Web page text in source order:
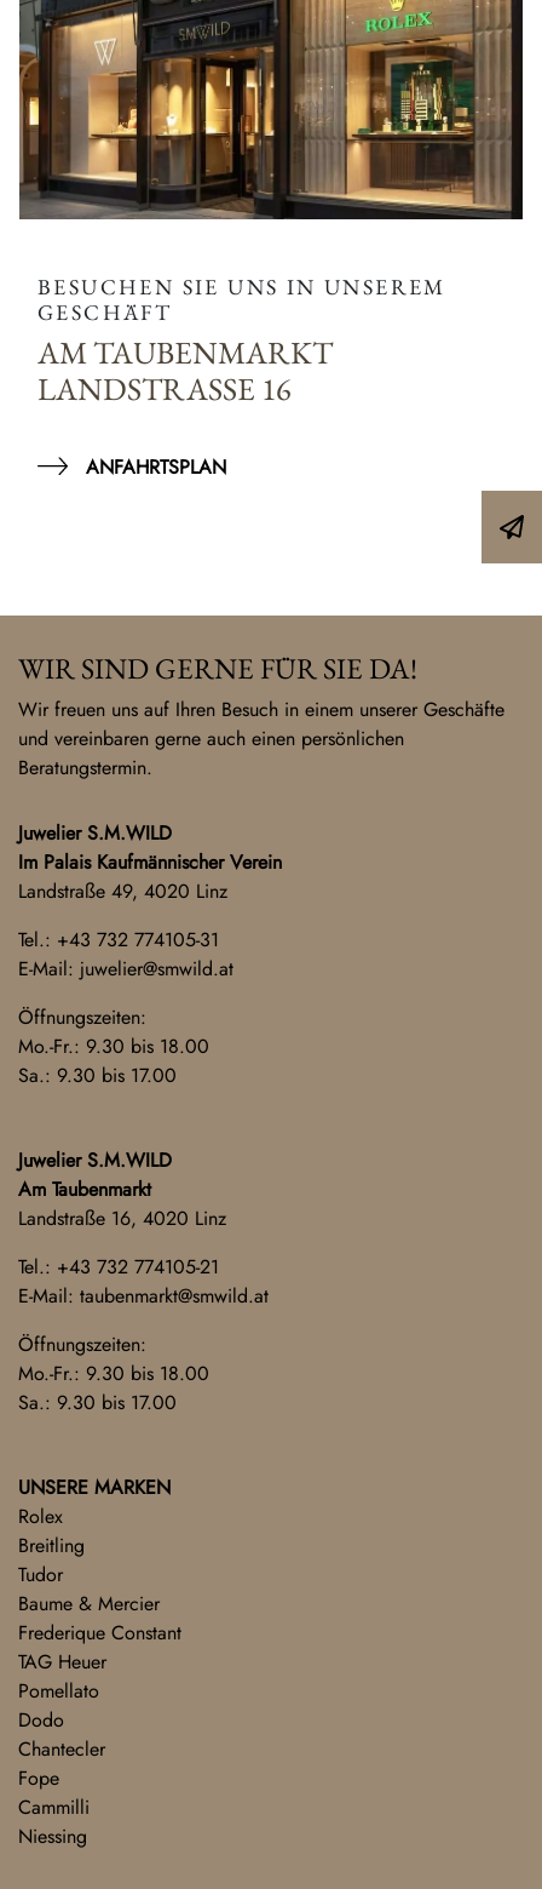
BESUCHEN SIE UNS IN UNSEREM
GESCHÄFT
AM TAUBENMARKT
LANDSTRASSE 16
ANFAHRTSPLAN
WIR SIND GERNE FÜR SIE DA!
Wir freuen uns auf Ihren Besuch in einem unserer Geschäfte
und vereinbaren gerne auch einen persönlichen
Beratungstermin.
Juwelier S.M.WILD
Im Palais Kaufmännischer Verein
Landstraße 49, 4020 Linz
Tel.: +43 732 774105-31
E-Mail: juwelier@smwild.at
Öffnungszeiten:
Mo.-Fr.: 9.30 bis 18.00
Sa.: 9.30 bis 17.00
Juwelier S.M.WILD
Am Taubenmarkt
Landstraße 16, 4020 Linz
Tel.: +43 732 774105-21
E-Mail: taubenmarkt@smwild.at
Öffnungszeiten:
Mo.-Fr.: 9.30 bis 18.00
Sa.: 9.30 bis 17.00
UNSERE MARKEN
Rolex
Breitling
Tudor
Baume & Mercier
Frederique Constant
TAG Heuer
Pomellato
Dodo
Chantecler
Fope
Cammilli
Niessing